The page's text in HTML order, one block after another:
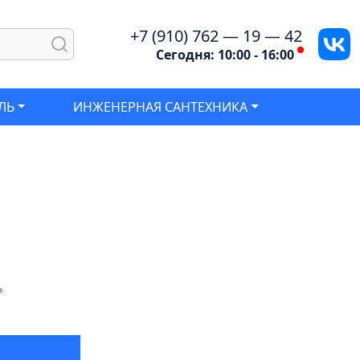
+7 (910) 762 — 19 — 42
Сегодня: 10:00 - 16:00
ИНЖЕНЕРНАЯ САНТЕХНИКА